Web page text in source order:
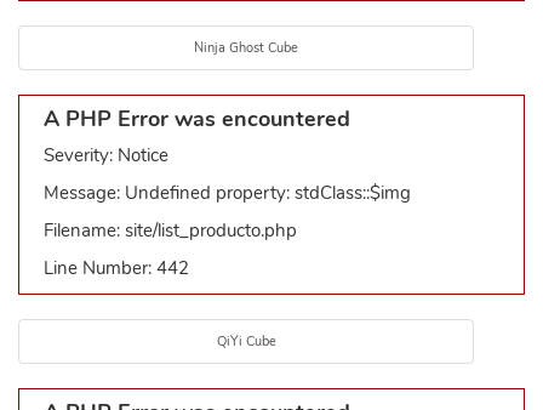
Ninja Ghost Cube
A PHP Error was encountered
Severity: Notice
Message: Undefined property: stdClass::$img
Filename: site/list_producto.php
Line Number: 442
QiYi Cube